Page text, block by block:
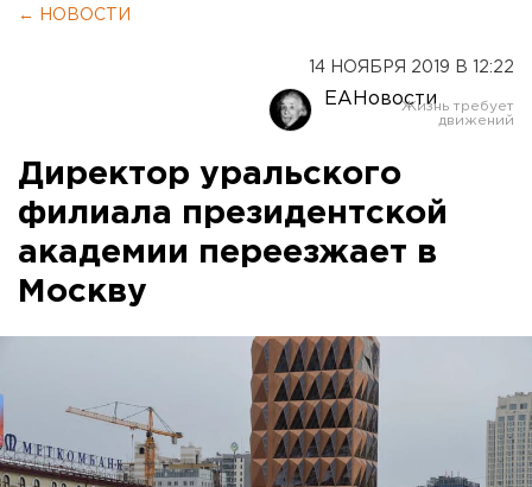
← НОВОСТИ
14 НОЯБРЯ 2019 В 12:22
ЕАНовости
Директор уральского
филиала президентской
академии переезжает в
Москву